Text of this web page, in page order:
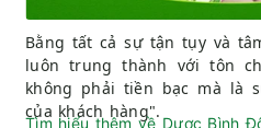
Bằng tất cả sự tận tụy và
luôn trung thành với tôn
không phải tiền bạc mà là
của khách hàng".
Tìm hiểu thêm về Dược Bình